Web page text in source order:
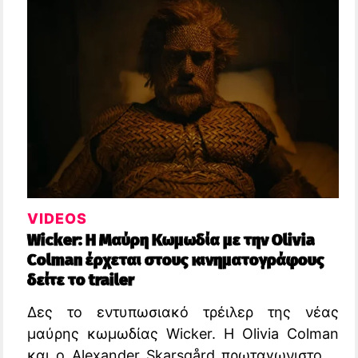
VIDEOS
Wicker: Η Μαύρη Κωμωδία με την Olivia
Colman έρχεται στους κινηματογράφους
δείτε το trailer
Δες το εντυπωσιακό τρέιλερ της νέας
μαύρης κωμωδίας Wicker. Η Olivia Colman